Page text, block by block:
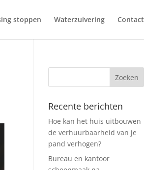
stoppen Waterzuivering Contact
Recente berichten
Hoe kan het huis uitbouwen
de verhuurbaarheid van je
pand verhogen?
Bureau en kantoor